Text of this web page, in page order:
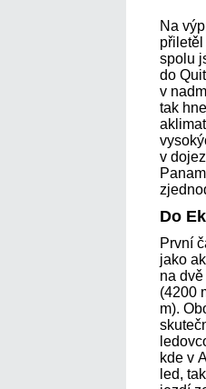
Na
spolu
do
v
tak
v
Do
První
jako
na
(4200
m).
kde v
led,